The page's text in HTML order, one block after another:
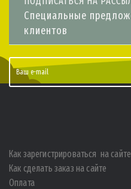
Специальные
клиентов
Как зарегистрироваться на сайте
Как сделать заказ на сайте
Оплата